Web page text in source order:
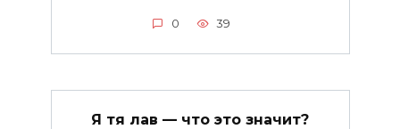
0 39
Я тя лав — что это значит?